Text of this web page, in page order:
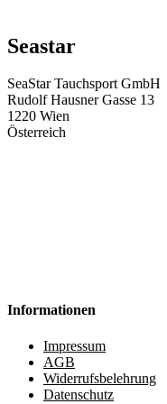
Seastar
SeaStar Tauchsport GmbH
Rudolf Hausner Gasse 13
1220 Wien
Österreich
Informationen
Impressum
AGB
Widerrufsbelehrung
Datenschutz